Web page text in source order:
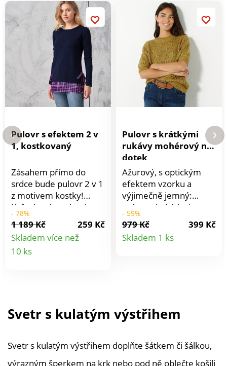
Pulovr s efektem 2 v
1, kostkovaný
Zásahem přímo do
srdce bude pulovr 2 v 1
z motivem kostky!
Kašmírový na dotek.
Kulatý uvolněný
výstřih. Dlouhé rukávy.
Voálový spodní lem a
postranní rozparky +
- 78%
1 189 Kč
259 Kč
Skladem více než
10 ks
Pulovr s krátkými
rukávy mohérový na
dotek
Ažurový, s optickým
efektem vzorku a
výjimečně jemný:
pulovr s krátkými
rukávy Vám v zimě
nesmí chybět. Ažurový.
Kulatý výstřih. Krátké
- 59%
979 Kč
399 Kč
Skladem 1 ks
Svetr s kulatým výstřihem
Svetr s kulatým výstřihem doplňte šátkem či šálkou,
výrazným šperkem na krk nebo pod ně oblečte košili